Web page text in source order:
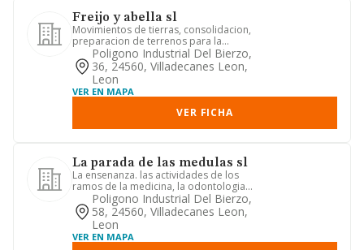
Freijo y abella sl
Movimientos de tierras, consolidacion,
preparacion de terrenos para la
realizacion de obras y const...
Poligono Industrial Del Bierzo,
36, 24560, Villadecanes Leon,
Leon
VER EN MAPA
VER FICHA
La parada de las medulas sl
La ensenanza. las actividades de los
ramos de la medicina, la odontologia,
la psquiatria, la psicol...
Poligono Industrial Del Bierzo,
58, 24560, Villadecanes Leon,
Leon
VER EN MAPA